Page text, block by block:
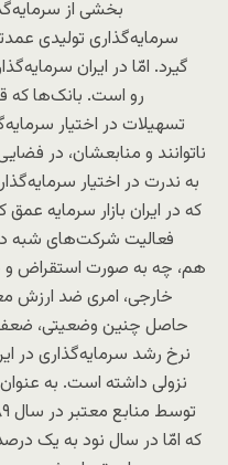
بخشی از
سرمایه‌گذاری تولیدی
گیرد. امّا در ایران
رو است. بانک‌ها که
تسهیلات در اختیار
ناتوانند و منابعشان، در
به ندرت در اختیار
که در ایران بازار سرمایه
فعالیت شرکت‌های شبه
هم، چه به صورت استقراض
خارجی، امری ضد ارزش
حاصل چنین وضعیتی، ضعف
نرخ رشد سرمایه‌گذاری در
نزولی داشته است. به